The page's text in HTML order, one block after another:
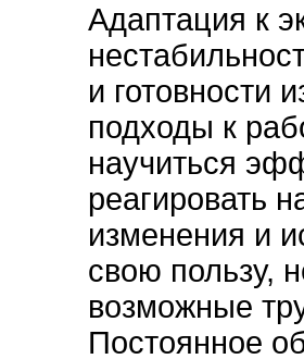
Адаптация к
и готовности
подходы к
научиться
реагировать
изменения и
свою пользу,
возможные
Постоянное